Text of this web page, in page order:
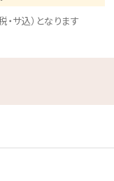
サ込）となります